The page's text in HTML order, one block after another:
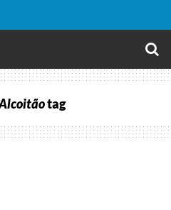
tag